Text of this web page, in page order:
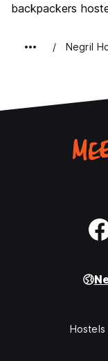
backpackers
Negril
Hostels